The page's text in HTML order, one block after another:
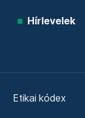
Hírlevelek
Etikai kódex